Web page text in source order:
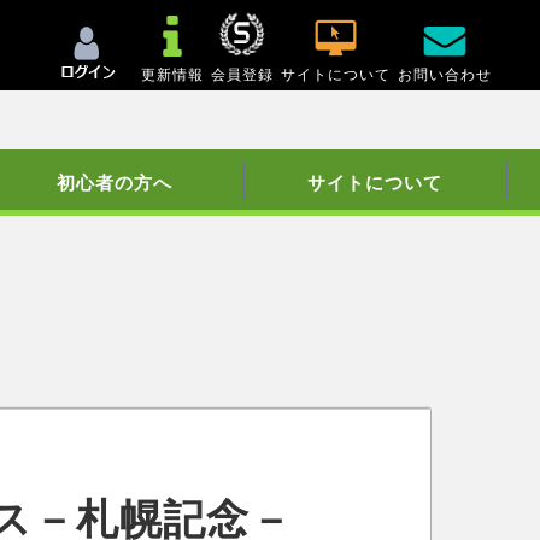
更新情報 会員登録 サイトについて お問い合わせ
初心者の方へ サイトについて
－札幌記念－